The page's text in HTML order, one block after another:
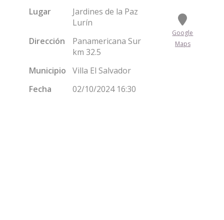
Lugar
Jardines de la Paz
Lurín
Dirección
Panamericana Sur
km 32.5
Municipio
Villa El Salvador
Fecha
02/10/2024 16:30
Google
Maps